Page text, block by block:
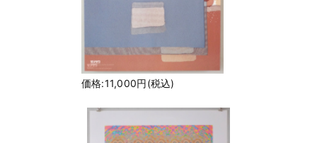
価格:11,000円(税込)